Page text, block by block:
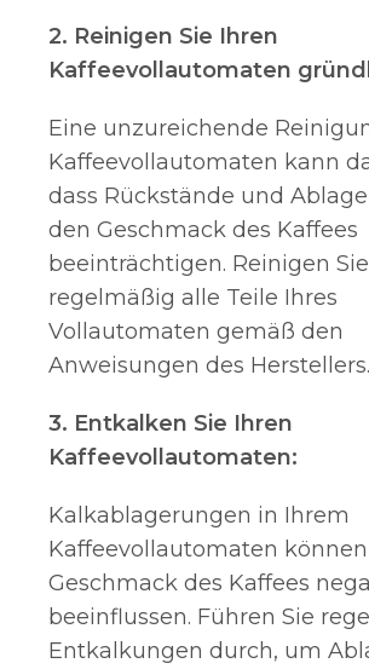
2. Reinigen Sie Ihren
Kaffeevollautomaten
Eine unzureichende
Kaffeevollautomaten kann
dass Rückstände und
den Geschmack des Kaffees
beeinträchtigen. Reinigen
regelmäßig alle Teile Ihres
Vollautomaten gemäß den
Anweisungen des Herstellers.
3. Entkalken Sie Ihren
Kaffeevollautomaten:
Kalkablagerungen in Ihrem
Kaffeevollautomaten
Geschmack des Kaffees
beeinflussen. Führen Sie
Entkalkungen durch, um